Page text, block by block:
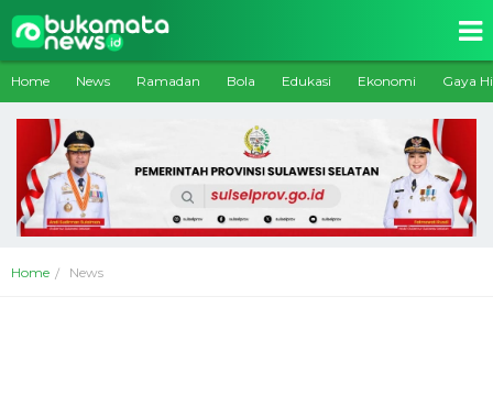
Home News Ramadan Bola Edukasi Ekonomi Gaya
Home News